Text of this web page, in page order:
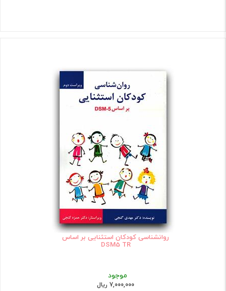
روانشناسی کودکان استثنایی بر اساس
DSM5 TR
موجود
7,000,000 ریال